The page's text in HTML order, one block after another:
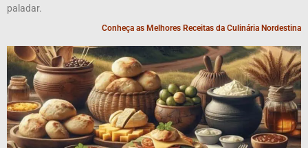
paladar.
Conheça as Melhores Receitas da Culinária Nordestina